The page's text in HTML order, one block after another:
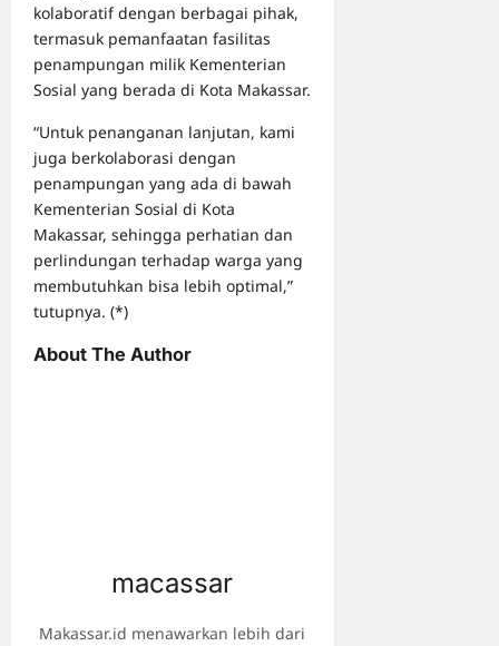
kolaboratif dengan berbagai pihak,
termasuk pemanfaatan fasilitas
penampungan milik Kementerian
Sosial yang berada di Kota Makassar.
“Untuk penanganan lanjutan, kami
juga berkolaborasi dengan
penampungan yang ada di bawah
Kementerian Sosial di Kota
Makassar, sehingga perhatian dan
perlindungan terhadap warga yang
membutuhkan bisa lebih optimal,”
tutupnya. (*)
About The Author
macassar
Makassar.id menawarkan lebih dari